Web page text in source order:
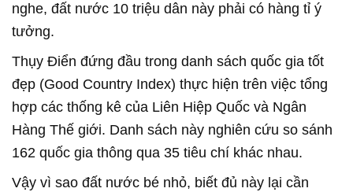
nghe, đất nước 10 triệu dân này phải có hàng tỉ ý
tưởng.
Thụy Điển đứng đầu trong danh sách quốc gia tốt
đẹp (Good Country Index) thực hiện trên việc tổng
hợp các thống kê của Liên Hiệp Quốc và Ngân
Hàng Thế giới. Danh sách này nghiên cứu so sánh
162 quốc gia thông qua 35 tiêu chí khác nhau.
Vậy vì sao đất nước bé nhỏ, biết đủ này lại cần